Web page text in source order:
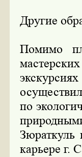
Другие
Помимо
по
Зюраткуль
карьере г.